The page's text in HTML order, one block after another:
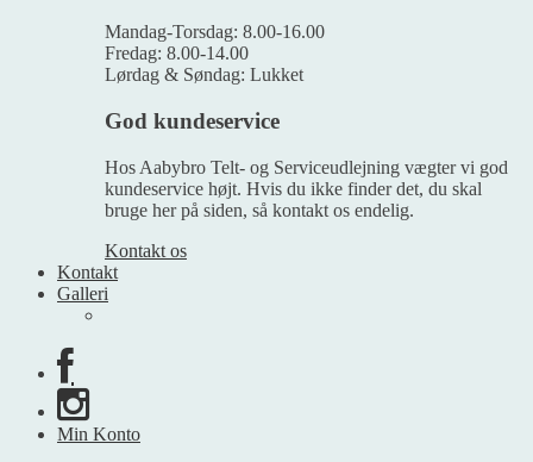
Mandag-Torsdag: 8.00-16.00
Fredag: 8.00-14.00
Lørdag & Søndag: Lukket
God kundeservice
Hos Aabybro Telt- og Serviceudlejning vægter vi god
kundeservice højt. Hvis du ikke finder det, du skal
bruge her på siden, så kontakt os endelig.
Kontakt os
Kontakt
Galleri
Min Konto